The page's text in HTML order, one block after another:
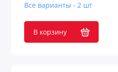
Все варианты - 2 шт
В корзину